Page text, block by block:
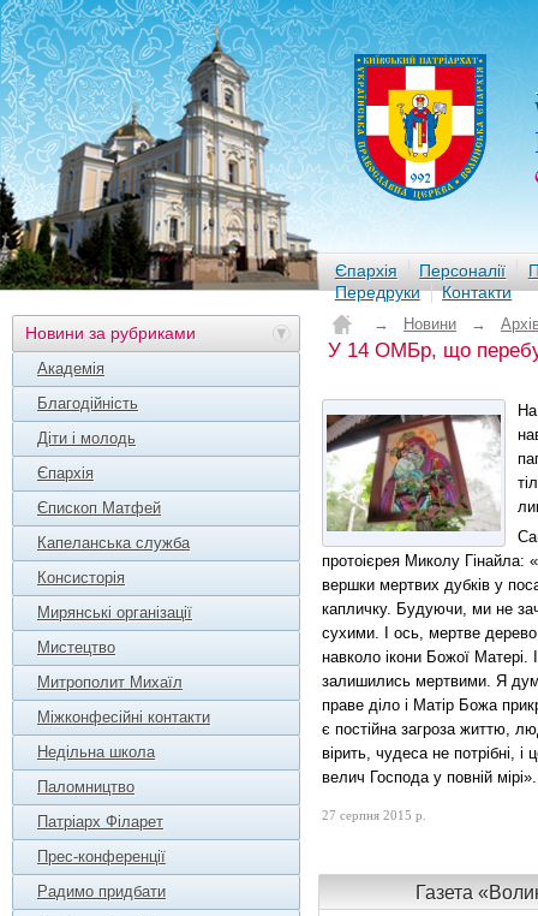
Єпархія Персоналії
Передруки
Контакти
Новини за рубриками
Академія
Благодійність
Діти і молодь
Єпархія
Єпископ Матфей
Капеланська служба
Консисторія
Мирянські організації
Мистецтво
Митрополит Михаїл
Міжконфесійні контакти
Недільна школа
Паломництво
Патріарх Філарет
Прес-конференції
Радимо придбати
→ Новини →
У 14 ОМБр, що
протоієрея Миколу Гінайла:
вершки мертвих дубків у
капличку. Будуючи, ми не
сухими. І ось, мертве
навколо ікони Божої Матері.
залишились мертвими. Я
праве діло і Матір Божа
є постійна загроза життю,
вірить, чудеса не потрібні,
велич Господа у повній мірі».
27 серпня 2015 р.
Газета